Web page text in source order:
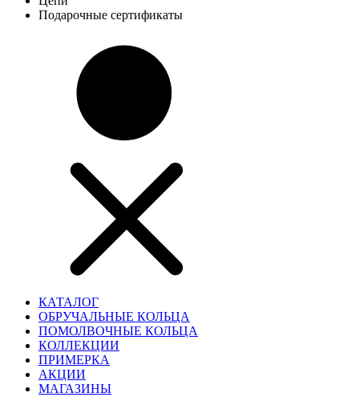
Подарочные сертификаты
КАТАЛОГ
ОБРУЧАЛЬНЫЕ КОЛЬЦА
ПОМОЛВОЧНЫЕ КОЛЬЦА
КОЛЛЕКЦИИ
ПРИМЕРКА
АКЦИИ
МАГАЗИНЫ